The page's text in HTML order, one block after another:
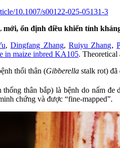
10.1007/s00122-025-05131-3
ổn định điều khiển tính
,Dingfang Zhang,Ruiyu Zhang,
in maize inbred KA105.
thối thân (Gibberella stalk rot)
thống thân bắp) là bệnh do nấm
chứng và được “fine-mapped”.